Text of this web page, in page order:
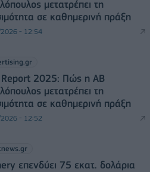
μετατρέπει τη
σε καθημερινή πράξη
- 12:54
Report 2025: Πώς η ΑΒ
μετατρέπει τη
σε καθημερινή πράξη
- 12:52
επενδύει 75 εκατ. δολάρια